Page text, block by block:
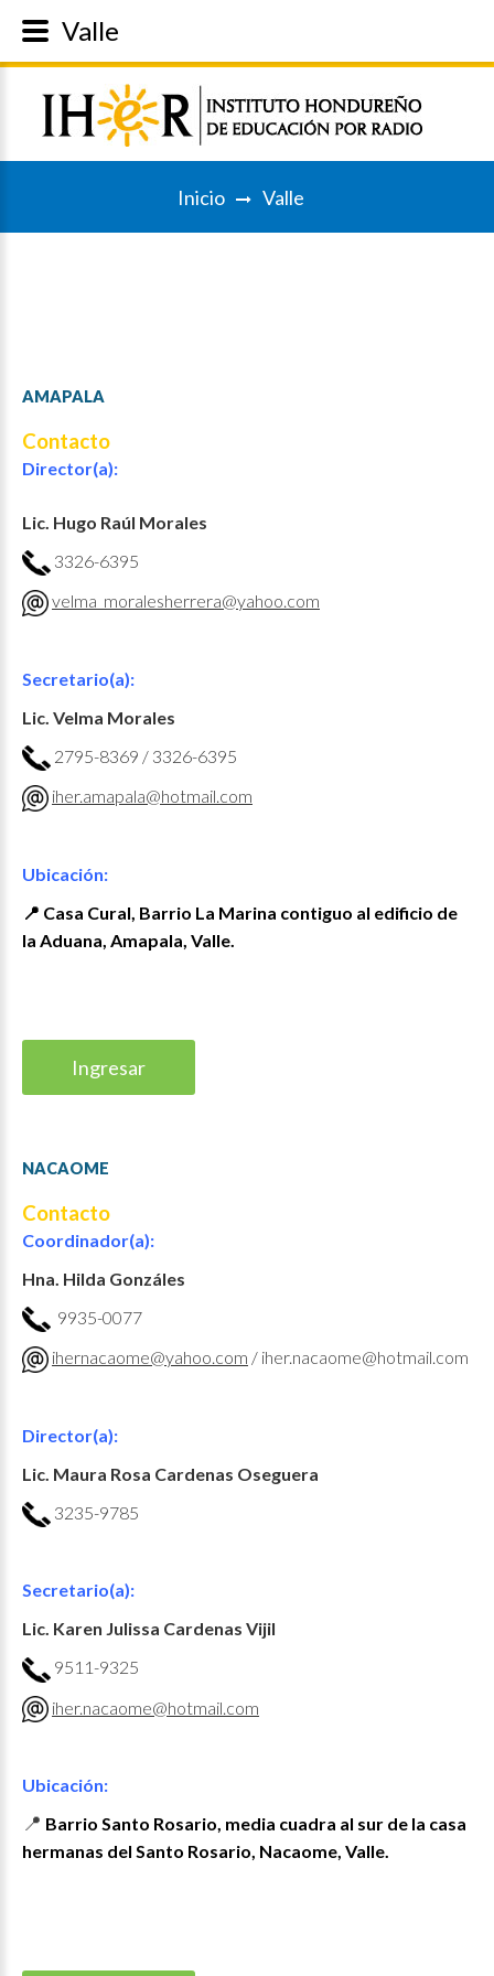
Inicio Valle
AMAPALA
Contacto
Director(a):
Lic. Hugo Raúl Morales
3326-6395
velma_moralesherrera@yahoo.com
Secretario(a):
Lic. Velma Morales
2795-8369 / 3326-6395
iher.amapala@hotmail.com
Ubicación:
📍 Casa Cural, Barrio La Marina contiguo al edificio de
la Aduana, Amapala, Valle.
Ingresar
NACAOME
Contacto
Coordinador(a):
Hna. Hilda Gonzáles
9935-0077
ihernacaome@yahoo.com / iher.nacaome@hotmail.com
Director(a):
Lic. Maura Rosa Cardenas Oseguera
3235-9785
Secretario(a):
Lic. Karen Julissa Cardenas Vijil
9511-9325
iher.nacaome@hotmail.com
Ubicación:
📍 Barrio Santo Rosario, media cuadra al sur de la casa
hermanas del Santo Rosario, Nacaome, Valle.
Valle